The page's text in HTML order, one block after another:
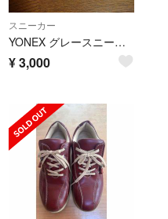
スニーカー
YONEX グレースニーカー
¥3,000